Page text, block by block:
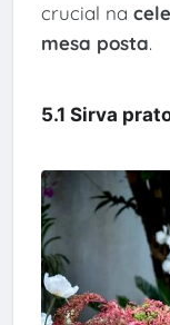
crucial na
mesa posta.
5.1 Sirva